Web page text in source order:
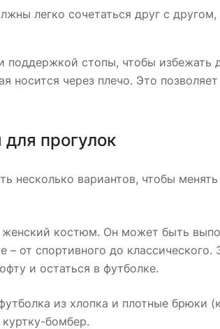
легко сочетаться друг с
стопы, чтобы
носится через плечо. Это
прогулок
вариантов, чтобы
костюм. Он может быть
от спортивного до
и остаться в футболке.
из хлопка и плотные брюки
бомбер.